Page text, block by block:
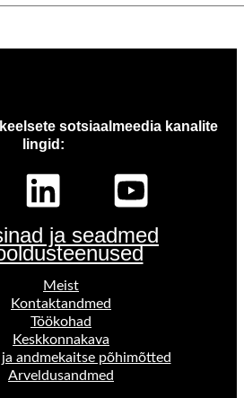
sotsiaalmeedia kanalite
lingid:
ja seadmed
Meist
Kontaktandmed
Töökohad
Keskkonnakava
ja andmekaitse põhimõtted
Arveldusandmed